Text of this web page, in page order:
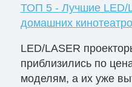
ТОП 5 - Лучшие LED/
домашних
LED/LASER
приблизились по
моделям, а их уже